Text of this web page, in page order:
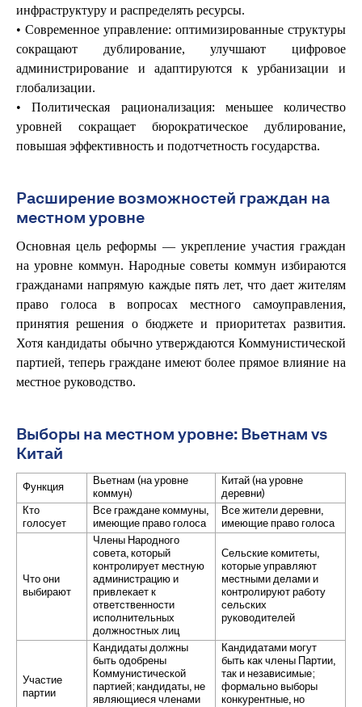
инфраструктуру и распределять ресурсы.
• Современное управление: оптимизированные структуры
сокращают дублирование, улучшают цифровое
администрирование и адаптируются к урбанизации и
глобализации.
• Политическая рационализация: меньшее количество
уровней сокращает бюрократическое дублирование,
повышая эффективность и подотчетность государства.
Расширение возможностей граждан на
местном уровне
Основная цель реформы — укрепление участия граждан
на уровне коммун. Народные советы коммун избираются
гражданами напрямую каждые пять лет, что дает жителям
право голоса в вопросах местного самоуправления,
принятия решения о бюджете и приоритетах развития.
Хотя кандидаты обычно утверждаются Коммунистической
партией, теперь граждане имеют более прямое влияние на
местное руководство.
Выборы на местном уровне: Вьетнам vs
Китай
Функция
Вьетнам (на уровне
коммун)
Китай (на уровне
деревни)
Кто
голосует
Все граждане коммуны,
имеющие право голоса
Все жители деревни,
имеющие право голоса
Что они
выбирают
Члены Народного
совета, который
контролирует местную
администрацию и
привлекает к
ответственности
исполнительных
должностных лиц
Сельские комитеты,
которые управляют
местными делами и
контролируют работу
сельских
руководителей
Участие
партии
Кандидаты должны
быть одобрены
Коммунистической
партией; кандидаты, не
являющиеся членами
Кандидатами могут
быть как члены Партии,
так и независимые;
формально выборы
конкурентные, но